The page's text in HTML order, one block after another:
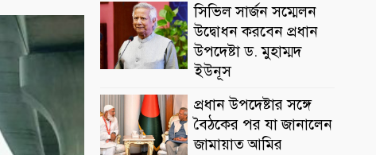
সিভিল সার্জন সম্মেলন
উদ্বোধন করবেন প্রধান
উপদেষ্টা ড. মুহাম্মদ
ইউনূস
প্রধান উপদেষ্টার সঙ্গে
বৈঠকের পর যা জানালেন
জামায়াত আমির